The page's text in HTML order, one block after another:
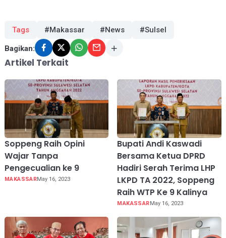
Tags #Makassar #News #Sulsel
Bagikan:
Artikel Terkait
Soppeng Raih Opini
Wajar Tanpa
Pengecualian ke 9
MAKASSARMay 16, 2023
Bupati Andi Kaswadi
Bersama Ketua DPRD
Hadiri Serah Terima LHP
LKPD TA 2022, Soppeng
Raih WTP Ke 9 Kalinya
MAKASSAR May 16, 2023